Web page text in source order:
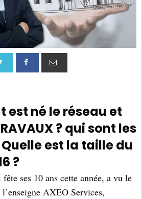
est né le réseau et
? qui sont les
est la taille du
?
ses 10 ans cette année, a vu le
AXEO Services,